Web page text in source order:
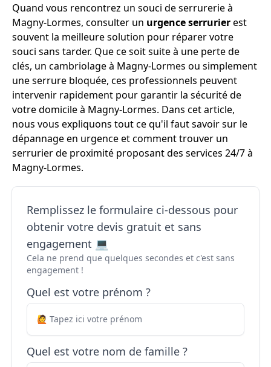
Quand vous rencontrez un souci de serrurerie à
Magny-Lormes, consulter un urgence serrurierest
souvent la meilleure solution pour réparer votre
souci sans tarder. Que ce soit suite à une perte de
clés, un cambriolage à Magny-Lormes ou simplement
une serrure bloquée, ces professionnels peuvent
intervenir rapidement pour garantir la sécurité de
votre domicile à Magny-Lormes. Dans cet article,
nous vous expliquons tout ce qu'il faut savoir sur le
dépannage en urgence et comment trouver un
serrurier de proximité proposant des services 24/7 à
Magny-Lormes.
Remplissez le formulaire ci-dessous pour
obtenir votre devis gratuit et sans
engagement 💻
Cela ne prend que quelques secondes et c'est sans
engagement !
Quel est votre prénom ?
Quel est votre nom de famille ?